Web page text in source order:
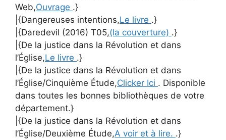
Web,Ouvrage .}
|{Dangereuses intentions,Le livre .}
|{Daredevil (2016) T05,(la couverture) .}
|{De la justice dans la Révolution et dans
l’Église,Le livre .}
|{De la justice dans la Révolution et dans
l’Église/Cinquième Étude,Clicker Ici . Disponible
dans toutes les bonnes bibliothèques de votre
département.}
|{De la justice dans la Révolution et dans
l’Église/Deuxième Étude,A voir et à lire. .}